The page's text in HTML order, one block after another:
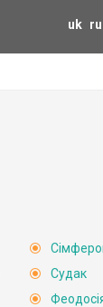
uk ru
Судак